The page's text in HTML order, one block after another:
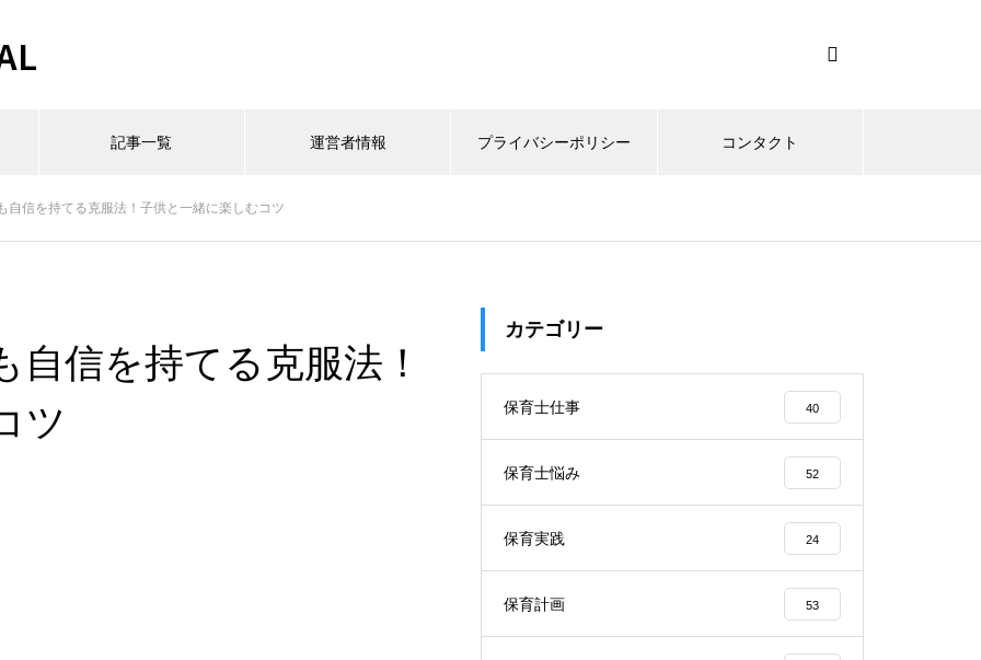
記事一覧 運営者情報 プライバシーポリシー コンタクト
自信を持てる克服法！子供と一緒に楽しむコツ
信を持てる克服法！
ツ
カテゴリー
保育士仕事 40
保育士悩み 52
保育実践 24
保育計画 53